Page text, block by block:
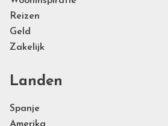
Reizen
Geld
Zakelijk
Landen
Spanje